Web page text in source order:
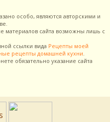
особо, являются авторскими и
материалов сайта возможны лишь с
ссылки вида Рецепты моей
рецепты домашней кухни
обязательно указание сайта